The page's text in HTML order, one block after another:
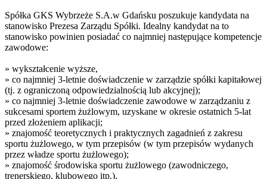
Spółka GKS Wybrzeże S.A.w Gdańsku poszukuje kandydata na
stanowisko Prezesa Zarządu Spółki. Idealny kandydat na to
stanowisko powinien posiadać co najmniej następujące kompetencje
zawodowe:
» wykształcenie wyższe,
» co najmniej 3-letnie doświadczenie w zarządzie spółki kapitałowej
(tj. z ograniczoną odpowiedzialnością lub akcyjnej);
» co najmniej 3-letnie doświadczenie zawodowe w zarządzaniu z
sukcesami sportem żużlowym, uzyskane w okresie ostatnich 5-lat
przed złożeniem aplikacji;
» znajomość teoretycznych i praktycznych zagadnień z zakresu
sportu żużlowego, w tym przepisów (w tym przepisów wydanych
przez władze sportu żużlowego);
» znajomość środowiska sportu żużlowego (zawodniczego,
trenerskiego, klubowego itp.),